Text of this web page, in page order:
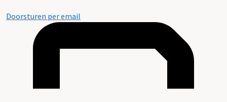
Doorsturen per email